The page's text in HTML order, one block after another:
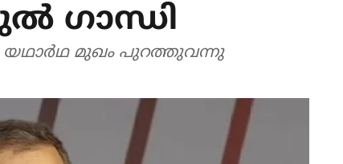
ഗാന്ധി
രാം മാധവനിലൂടെ ആര്‍എസ്എസിന്റെ യഥാര്‍ഥ മുഖം പുറത്തുവന്നു